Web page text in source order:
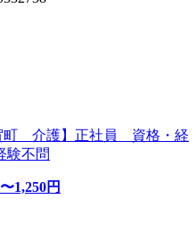
町 介護】正社員 資格・経
不問
1,250円